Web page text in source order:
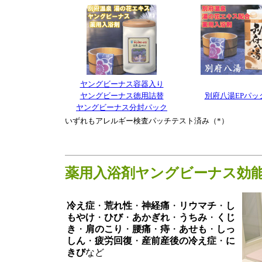
ヤングビーナス容器入り
ヤングビーナス徳用詰替
ヤングビーナス分封パック
別府八湯EPパッ
いずれもアレルギー検査パッチテスト済み（*）
薬用入浴剤ヤングビーナス効
冷え症・ 荒れ性・神経痛・ リウマチ・ し
もやけ・ ひび・ あかぎれ・ うちみ・ くじ
き ・ 肩のこり ・ 腰痛・ 痔・ あせも ・ しっ
しん・ 疲労回復 ・ 産前産後の冷え症・ に
きびなど